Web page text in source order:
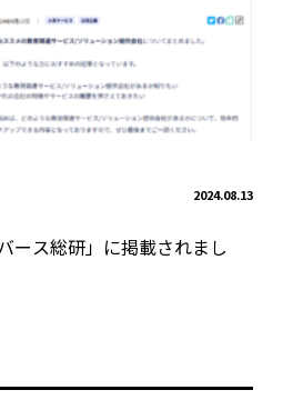
2024.08.13
ース総研」に掲載されまし